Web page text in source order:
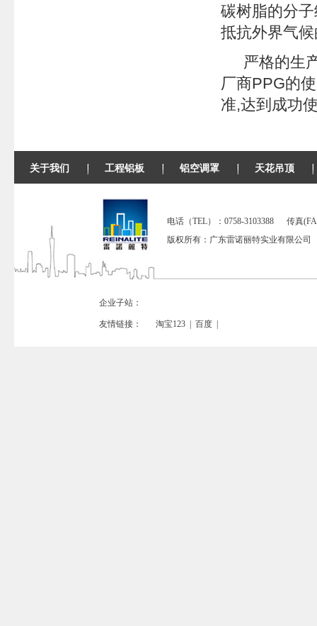
碳树脂的分
抵抗外界气
严格的生
厂商PPG的
准,达到成功
关于我们 工程铝板 铝空调罩 天花吊顶
电话（TEL）：0758-3103388 传真
版权所有：广东雷诺丽特实业有限公
企业子站：
友情链接： 淘宝123 百度